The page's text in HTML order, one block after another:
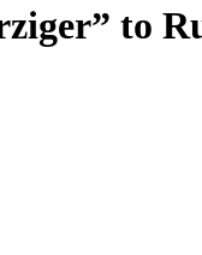
to